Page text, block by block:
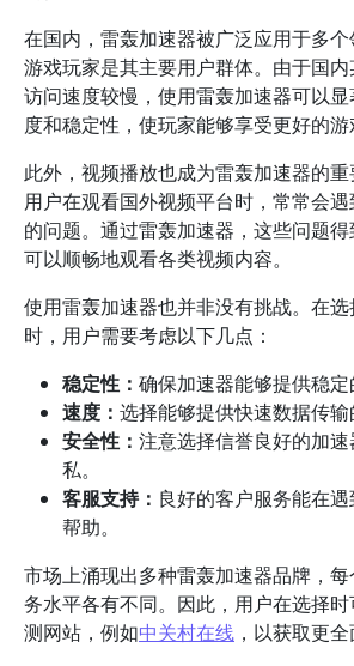
在国内，雷轰加速器被广泛应用于多
游戏玩家是其主要用户群体。由于国
访问速度较慢，使用雷轰加速器可以
度和稳定性，使玩家能够享受更好的游
此外，视频播放也成为雷轰加速器的
用户在观看国外视频平台时，常常会
的问题。通过雷轰加速器，这些问题
可以顺畅地观看各类视频内容。
使用雷轰加速器也并非没有挑战。在
时，用户需要考虑以下几点：
稳定性： 确保加速器能够提供稳定
速度： 选择能够提供快速数据传输
安全性： 注意选择信誉良好的加
私。
客服支持： 良好的客户服务能在
帮助。
市场上涌现出多种雷轰加速器品牌，
务水平各有不同。因此，用户在选择
测网站，例如中关村在线 ，以获取更全